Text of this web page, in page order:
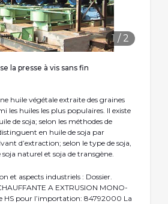
1 / 2
la presse à vis sans fin
huile végétale extraite des graines
les huiles les plus populaires. Il existe
de soja; selon les méthodes de
en huile de soja par
d’extraction; selon le type de soja,
soja naturel et soja de transgène.
et aspects industriels : Dossier.
A EXTRUSION MONO-
HS pour l’importation: 84792000 La